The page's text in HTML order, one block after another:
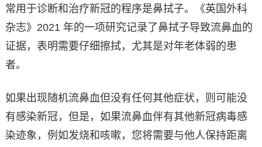
常用于诊断和治疗新冠的程序是鼻拭子。《英国外科
杂志》2021 年的一项研究记录了鼻拭子导致流鼻血的
证据，表明需要仔细擦拭，尤其是对年老体弱的患
者。
如果出现随机流鼻血但没有任何其他症状，则可能没
有感染新冠，但是，如果流鼻血伴有其他新冠病毒感
染迹象，例如发烧和咳嗽，您将需要与他人保持距离